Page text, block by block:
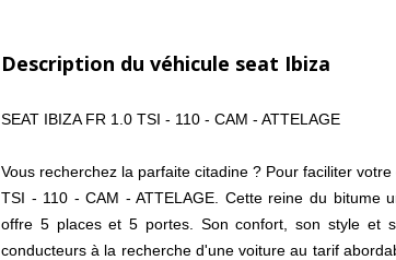
Description du véhicule seat Ibiza
SEAT IBIZA FR 1.0 TSI - 110 - CAM - ATTELAGE
Vous recherchez la parfaite citadine ? Pour faciliter
TSI - 110 - CAM - ATTELAGE. Cette reine du bitume
offre 5 places et 5 portes. Son confort, son style et
conducteurs à la recherche d'une voiture au tarif